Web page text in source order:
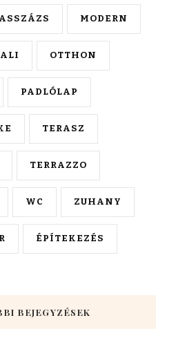
MODERN
OTTHON
PADLÓLAP
TERASZ
TERRAZZO
WC ZUHANY
ÉPÍTEKEZÉS
BEJEGYZÉSEK